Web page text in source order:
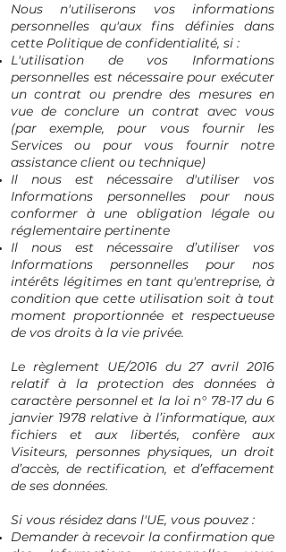
Nous n'utiliserons vos informations
personnelles qu'aux fins définies dans
cette Politique de confidentialité, si :
L'utilisation de vos Informations
personnelles est nécessaire pour exécuter
un contrat ou prendre des mesures en
vue de conclure un contrat avec vous
(par exemple, pour vous fournir les
Services ou pour vous fournir notre
assistance client ou technique)
Il nous est nécessaire d'utiliser vos
Informations personnelles pour nous
conformer à une obligation légale ou
réglementaire pertinente
Il nous est nécessaire d’utiliser vos
Informations personnelles pour nos
intérêts légitimes en tant qu'entreprise, à
condition que cette utilisation soit à tout
moment proportionnée et respectueuse
de vos droits à la vie privée.
Le règlement UE/2016 du 27 avril 2016
relatif à la protection des données à
caractère personnel et la loi n° 78-17 du 6
janvier 1978 relative à l’informatique, aux
fichiers et aux libertés, confère aux
Visiteurs, personnes physiques, un droit
d’accès, de rectification, et d’effacement
de ses données.
Si vous résidez dans l'UE, vous pouvez :
Demander à recevoir la confirmation que